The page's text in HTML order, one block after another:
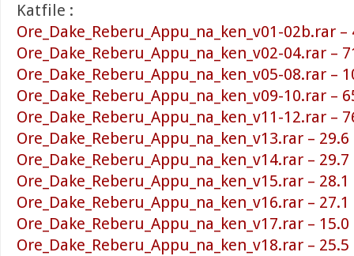
Katfile :
Ore_Dake_Reberu_Appu_na_ken_v01-02b.rar –
Ore_Dake_Reberu_Appu_na_ken_v02-04.rar –
Ore_Dake_Reberu_Appu_na_ken_v05-08.rar –
Ore_Dake_Reberu_Appu_na_ken_v09-10.rar –
Ore_Dake_Reberu_Appu_na_ken_v11-12.rar –
Ore_Dake_Reberu_Appu_na_ken_v13.rar – 29.6
Ore_Dake_Reberu_Appu_na_ken_v14.rar – 29.7
Ore_Dake_Reberu_Appu_na_ken_v15.rar – 28.1
Ore_Dake_Reberu_Appu_na_ken_v16.rar – 27.1
Ore_Dake_Reberu_Appu_na_ken_v17.rar – 15.0
Ore_Dake_Reberu_Appu_na_ken_v18.rar – 25.5